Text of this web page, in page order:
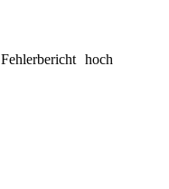
Fehlerbericht hoch